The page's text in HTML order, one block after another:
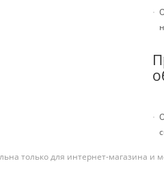
только для интернет-магазина и